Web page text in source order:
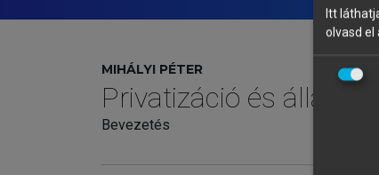
MIHÁLYI PÉTER
Privatizáció és
Bevezetés
Itt
olvasd el